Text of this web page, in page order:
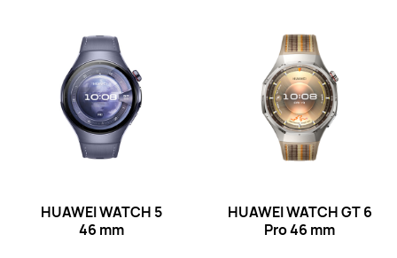
HUAWEI WATCH D2
تسوّق
سلسلة Band‏
HUAWEI WATCH GT 6
Pro46 mm
HUAWEI WATCH 5
46 mm